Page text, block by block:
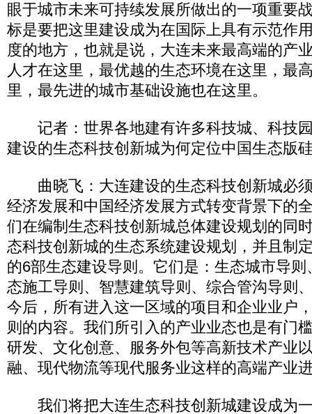
眼于城市未来可持续发展所做出的一项重要
标是要把这里建设成为在国际上具有示范作
度的地方，也就是说，大连未来最高端的产
人才在这里，最优越的生态环境在这里，最
里，最先进的城市基础设施也在这里。
记者：世界各地建有许多科技城、科技
建设的生态科技创新城为何定位中国生态版
曲晓飞：大连建设的生态科技创新城必
经济发展和中国经济发展方式转变背景下的
们在编制生态科技创新城总体建设规划的同
态科技创新城的生态系统建设规划，并且制
的6部生态建设导则。它们是：生态城市导
态施工导则、智慧建筑导则、综合管沟导则
今后，所有进入这一区域的项目和企业业户
则的内容。我们所引入的产业业态也是有门
研发、文化创意、服务外包等高新技术产业
融、现代物流等现代服务业这样的高端产业
我们将把大连生态科技创新城建设成为